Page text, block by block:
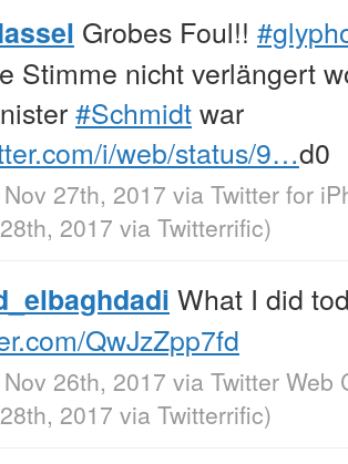
Grobes Foul!!
Stimme nicht verlängert
#Schmidtwar
i/web/status/9…d0
27th, 2017 via Twitter for
2017 via Twitterrific)
What I did
QwJzZpp7fd
26th, 2017 via Twitter Web
2017 via Twitterrific)